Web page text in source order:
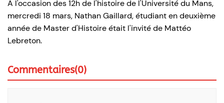
A l'occasion des 12h de l'histoire de l'Université du Mans,
mercredi 18 mars, Nathan Gaillard, étudiant en deuxième
année de Master d'Histoire était l'invité de Mattéo
Lebreton.
Commentaires(0)